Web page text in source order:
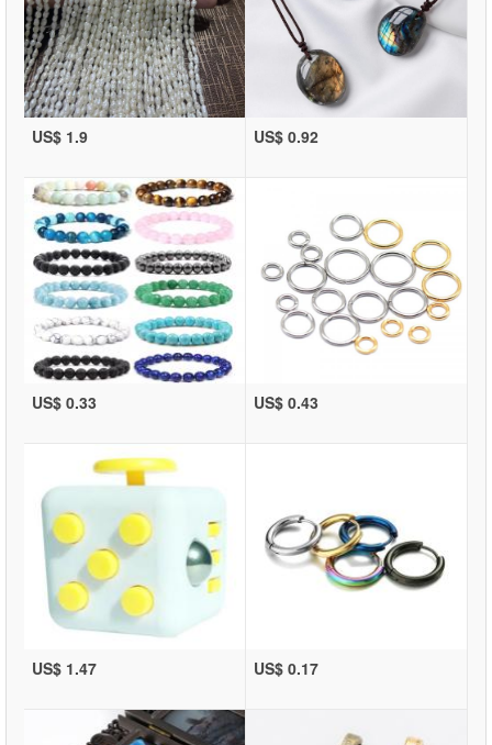
US$ 1.9 US$ 0.92
US$ 0.33 US$ 0.43
US$ 1.47 US$ 0.17